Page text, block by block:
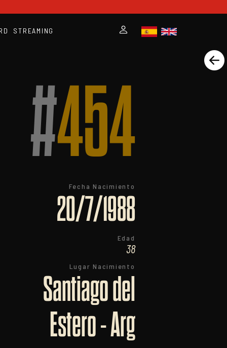
STREAMING
#454
Fecha Nacimiento
20/7/1988
Edad
38
Lugar Nacimiento
Santiago del
Estero - Arg